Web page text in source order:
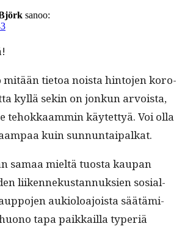
sanoo:
mitään tietoa noista hin­to­jen koro­
kyl­lä sekin on jonkun arvoista,
tehokkaam­min käytet­tyä. Voi olla
kuin sunnuntaipalkat.
samaa mieltä tuos­ta kau­pan
liiken­nekus­tan­nuk­sien sosial­
auki­oloa­joista säätämi­
tapa paikkail­la type­r­iä